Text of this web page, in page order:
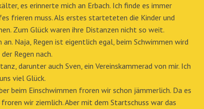
Lautstärke
zu
regeln.
es erinnerte mich an Erbach. Ich finde es immer
frieren muss. Als erstes starteteten die Kinder und
Zum Glück waren ihre Distanzen nicht so weit.
Naja, Regen ist eigentlich egal, beim Schwimmen wird
Regen nach.
darunter auch Sven, ein Vereinskammerad von mir. Ich
viel Glück.
beim Einschwimmen froren wir schon jämmerlich. Da es
wir ziemlich. Aber mit dem Startschuss war das